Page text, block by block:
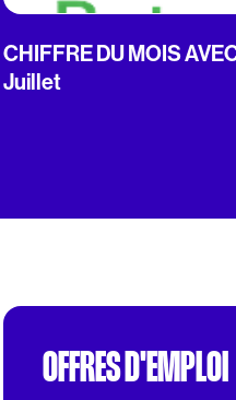
CHIFFRE DU MOIS
Juillet
OFFRES D'EMPLOI